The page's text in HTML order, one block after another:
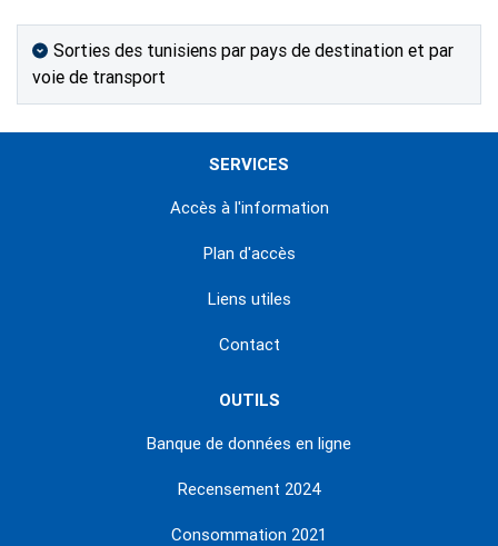
Sorties des tunisiens par pays de destination et par
voie de transport
SERVICES
Accès à l'information
Plan d'accès
Liens utiles
Contact
OUTILS
Banque de données en ligne
Recensement 2024
Consommation 2021